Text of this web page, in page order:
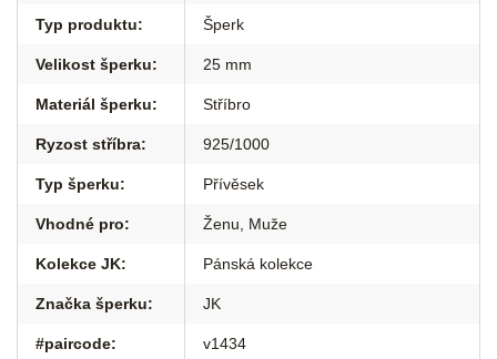
Typ produktu: Šperk
Velikost šperku: 25 mm
Materiál šperku: Stříbro
Ryzost stříbra: 925/1000
Typ šperku: Přívěsek
Vhodné pro: Ženu Muže
Kolekce JK: Pánská kolekce
Značka šperku: JK
#paircode: v1434